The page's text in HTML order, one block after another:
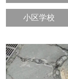
小区学校